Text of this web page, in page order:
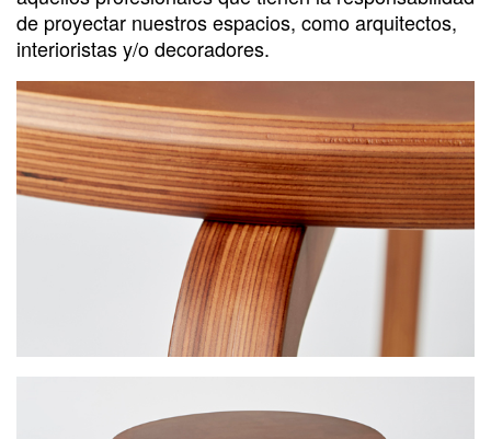
de proyectar nuestros espacios, como arquitectos,
interioristas y/o decoradores.